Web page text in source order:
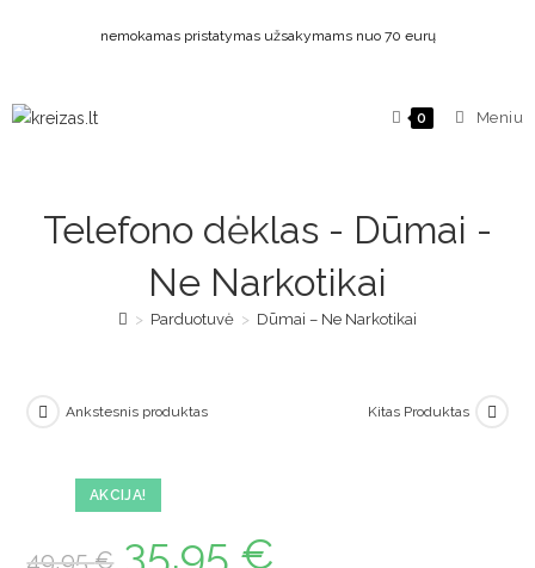
nemokamas pristatymas užsakymams nuo 70 eurų
0 Meniu
Telefono dėklas - Dūmai -
Ne Narkotikai
> Parduotuvė > Dūmai – Ne Narkotikai
AKCIJA!
Ankstesnis produktas Kitas Produktas
49,95€ 35,95 €